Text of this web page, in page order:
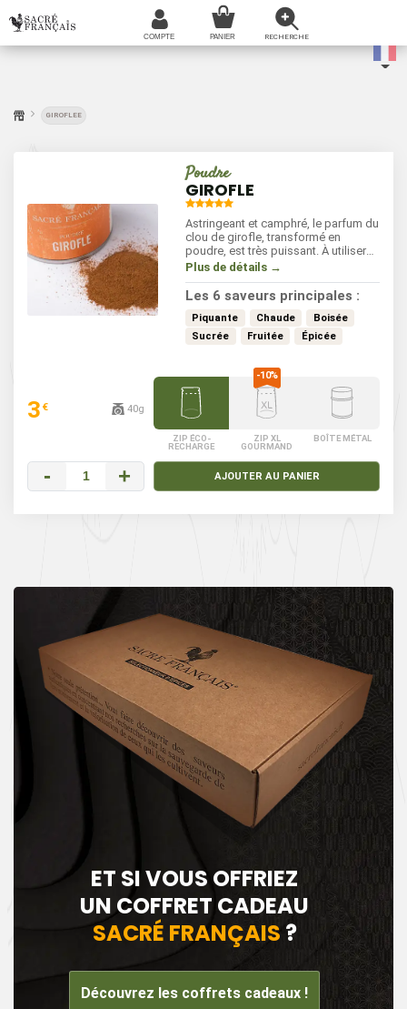
GIROFLEE
Poudre
GIROFLE
Astringeant et camphré, le parfum du
clou de girofle, transformé en
poudre, est très puissant. À utiliser
en debut de cuisson pour
Plus de détails →
Les 6 saveurs principales :
Piquante Chaude
Boisée
Sucrée
Fruitée Épicée
3 € 40g
ZIP ÉCO-
RECHARGE
ZIP XL
GOURMAND
BOÎTE MÉTAL
- + AJOUTER AU PANIER
ET SI VOUS OFFRIEZ
UN COFFRET CADEAU
SACRÉ FRANÇAIS ?
Découvrez les coffrets cadeaux !